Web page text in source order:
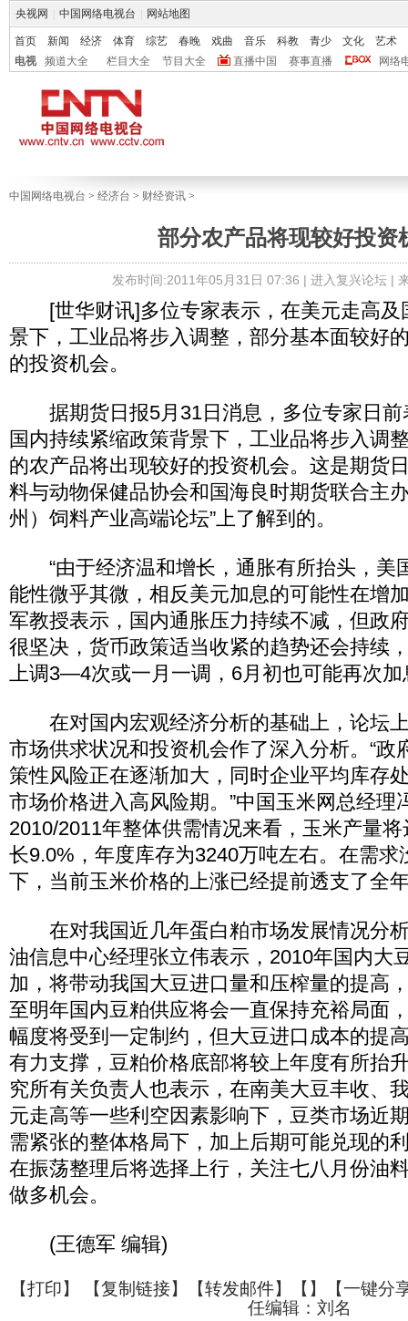
央视网 中国网络电视台 网站地图
首页 新闻 经济 体育 综艺 春晚 戏曲 音乐 科教 青少 文化
艺术
电视
频道大全 栏目大全 节目大全 直播中国 赛事直播 网络
中国网络电视台 > 经济台 > 财经资讯 >
部分农产品将现较好投资
发布时间:2011年05月31日 07:36 | 进入复兴论坛|
[世华财讯]多位专家表示，在美元走高及
景下，工业品将步入调整，部分基本面较好
的投资机会。
据期货日报5月31日消息，多位专家日前
国内持续紧缩政策背景下，工业品将步入调
的农产品将出现较好的投资机会。这是期货
料与动物保健品协会和国海良时期货联合主
州）饲料产业高端论坛”上了解到的。
“由于经济温和增长，通胀有所抬头，美
能性微乎其微，相反美元加息的可能性在增
军教授表示，国内通胀压力持续不减，但政
很坚决，货币政策适当收紧的趋势还会持续
上调3—4次或一月一调，6月初也可能再次加
在对国内宏观经济分析的基础上，论坛
市场供求状况和投资机会作了深入分析。“政
策性风险正在逐渐加大，同时企业平均库存
市场价格进入高风险期。”中国玉米网总经理
2010/2011年整体供需情况来看，玉米产量
长9.0%，年度库存为3240万吨左右。在需求
下，当前玉米价格的上涨已经提前透支了全
在对我国近几年蛋白粕市场发展情况分
油信息中心经理张立伟表示，2010年国内大
加，将带动我国大豆进口量和压榨量的提高
至明年国内豆粕供应将会一直保持充裕局面
幅度将受到一定制约，但大豆进口成本的提
有力支撑，豆粕价格底部将较上年度有所抬
究所有关负责人也表示，在南美大豆丰收、
元走高等一些利空因素影响下，豆类市场近
需紧张的整体格局下，加上后期可能兑现的
在振荡整理后将选择上行，关注七八月份油
做多机会。
(王德军 编辑)
【打印】 【复制链接】【转发邮件】【 】
【一键分
任编辑：刘名